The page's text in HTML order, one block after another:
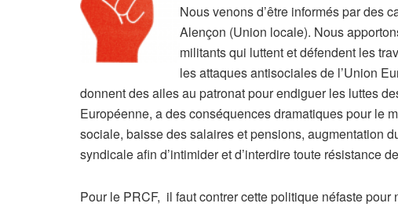
Nous venons d’être informés par des
Alençon (Union locale). Nous
militants qui luttent et défendent les
les attaques antisociales de l’Union
donnent des ailes au patronat pour endiguer les luttes
Européenne, a des conséquences dramatiques pour le
sociale, baisse des salaires et pensions, augmentation
syndicale afin d’intimider et d’interdire toute résistance
Pour le PRCF, il faut contrer cette politique néfaste